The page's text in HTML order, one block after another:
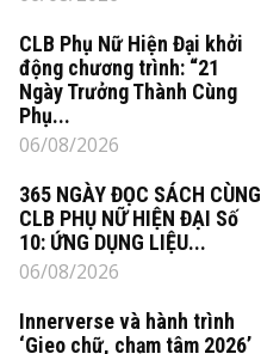
CLB Phụ Nữ Hiện Đại khởi
động chương trình: “21
Ngày Trưởng Thành Cùng
Phụ...
06/08/2026
365 NGÀY ĐỌC SÁCH CÙNG
CLB PHỤ NỮ HIỆN ĐẠI Số
10: ỨNG DỤNG LIỆU...
06/08/2026
Innerverse và hành trình
‘Gieo chữ, chạm tâm 2026’